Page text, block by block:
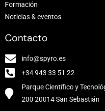
Formación
Noticias & eventos
Contacto
info@spyro.es
+34 943 33 51 22
Parque Científico y
200 20014 San Sebastián